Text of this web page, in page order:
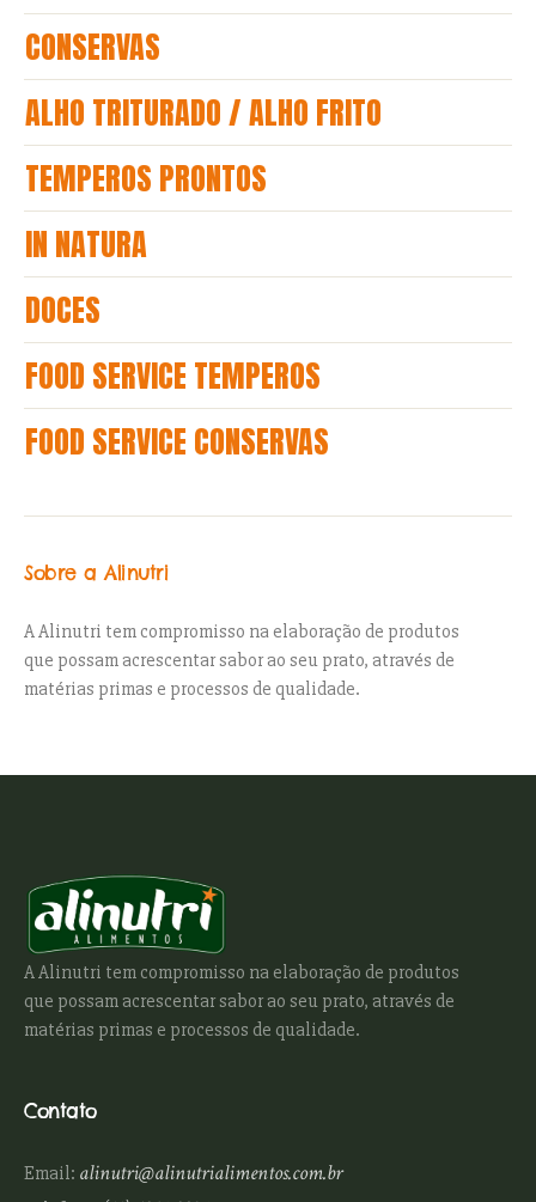
CONSERVAS
ALHO TRITURADO / ALHO FRITO
TEMPEROS PRONTOS
IN NATURA
DOCES
FOOD SERVICE TEMPEROS
FOOD SERVICE CONSERVAS
Sobre a Alinutri
A Alinutri tem compromisso na elaboração de produtos
que possam acrescentar sabor ao seu prato, através de
matérias primas e processos de qualidade.
A Alinutri tem compromisso na elaboração de produtos
que possam acrescentar sabor ao seu prato, através de
matérias primas e processos de qualidade.
Contato
Email: alinutri@alinutrialimentos.com.br